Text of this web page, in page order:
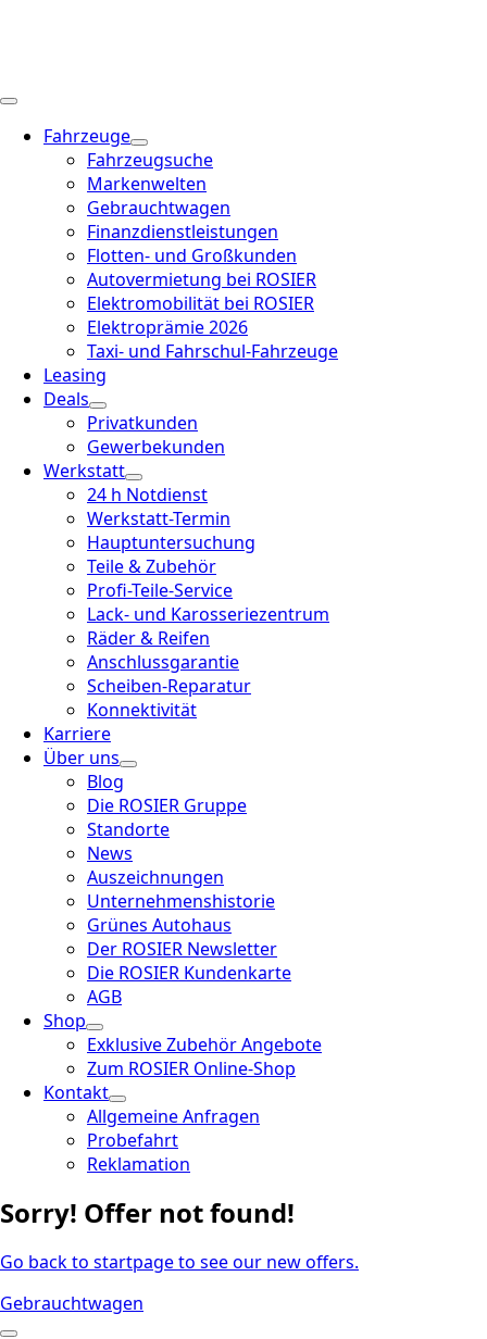
Fahrzeuge
Fahrzeugsuche
Markenwelten
Gebrauchtwagen
Finanzdienstleistungen
Flotten- und Großkunden
Autovermietung bei ROSIER
Elektromobilität bei ROSIER
Elektroprämie 2026
Taxi- und Fahrschul-Fahrzeuge
Leasing
Deals
Privatkunden
Gewerbekunden
Werkstatt
24 h Notdienst
Werkstatt-Termin
Hauptuntersuchung
Teile & Zubehör
Profi-Teile-Service
Lack- und Karosseriezentrum
Räder & Reifen
Anschlussgarantie
Scheiben-Reparatur
Konnektivität
Karriere
Über uns
Blog
Die ROSIER Gruppe
Standorte
News
Auszeichnungen
Unternehmenshistorie
Grünes Autohaus
Der ROSIER Newsletter
Die ROSIER Kundenkarte
AGB
Shop
Exklusive Zubehör Angebote
Zum ROSIER Online-Shop
Kontakt
Allgemeine Anfragen
Probefahrt
Reklamation
Sorry! Offer not found!
Go back to startpage to see our new offers.
Gebrauchtwagen